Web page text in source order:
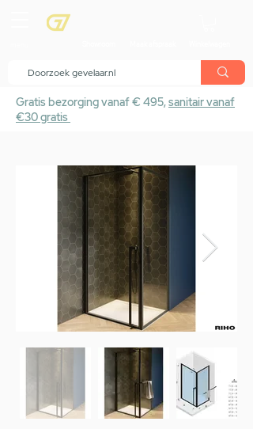
Gratis bezorging vanaf € 495,sanitair vanaf
€30 gratis